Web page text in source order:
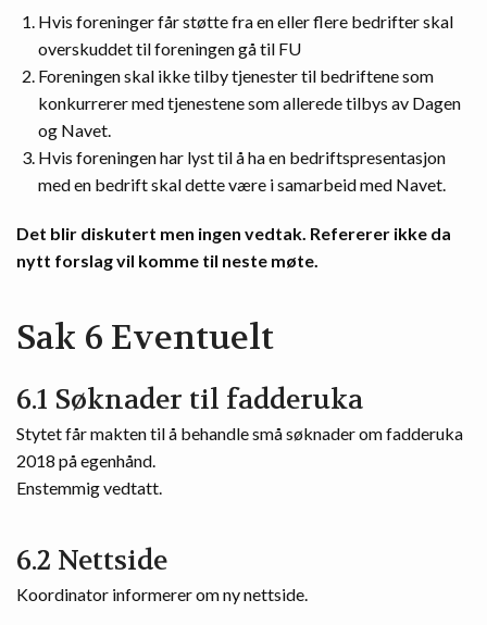
Hvis foreninger får støtte fra en eller flere bedrifter skal
overskuddet til foreningen gå til FU
Foreningen skal ikke tilby tjenester til bedriftene som
konkurrerer med tjenestene som allerede tilbys av Dagen
og Navet.
Hvis foreningen har lyst til å ha en bedriftspresentasjon
med en bedrift skal dette være i samarbeid med Navet.
Det blir diskutert men ingen vedtak. Refererer ikke da
nytt forslag vil komme til neste møte.
Sak 6 Eventuelt
6.1 Søknader til fadderuka
Stytet får makten til å behandle små søknader om fadderuka
2018 på egenhånd.
Enstemmig vedtatt.
6.2 Nettside
Koordinator informerer om ny nettside.